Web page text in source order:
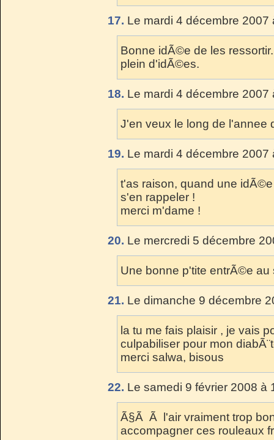
17. Le mardi 4 décembre
Bonne idÃ©e de les
plein d'idÃ©es.
18. Le mardi 4 décembre
J'en veux le long de l'annee
19. Le mardi 4 décembre
t'as raison, quand une
s'en rappeler !
merci m'dame !
20. Le mercredi 5 décembre
Une bonne p'tite entrÃ©e
21. Le dimanche 9 décembre
la tu me fais plaisir , je vais
culpabiliser pour mon
merci salwa, bisous
22. Le samedi 9 février 2008 à
Ã§Ã Ã l'air vraiment trop
accompagner ces rouleaux